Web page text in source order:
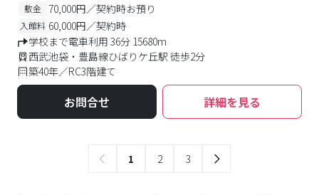
敷金 70,000円／契約時お預り
入館料 60,000円／契約時
学校まで電車利用 36分 15680m
西武池袋・豊島線ひばりケ丘駅 徒歩2分
築40年／RC3階建て
お問合せ 詳細を見る
1 2 3